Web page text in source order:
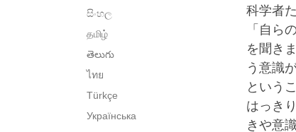
සිංහල
தமிழ்
తెలుగు
ไทย
Türkçe
Українська
科学者
「自ら
を聞き
う意識
という
はっき
きや意